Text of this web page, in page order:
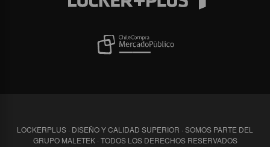
LOCKERPLUS · DISEÑO Y CALIDAD SUPERIOR · SOMOS PARTE DEL
GRUPO MALETEK · TODOS LOS DERECHOS RESERVADOS